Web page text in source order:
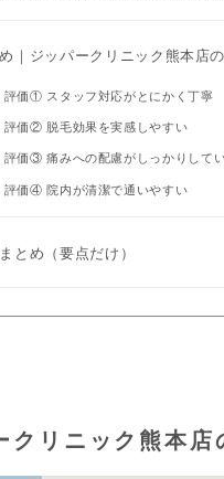
｜ジッパークリニック熊本店
評価① スタッフ対応がとにかく丁寧
評価② 脱毛効果を実感しやすい
評価③ 痛みへの配慮がしっかりして
評価④ 院内が清潔で通いやすい
とめ（要点だけ）
クリニック熊本店